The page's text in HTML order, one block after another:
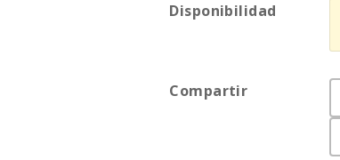
Disponibilidad
Compartir